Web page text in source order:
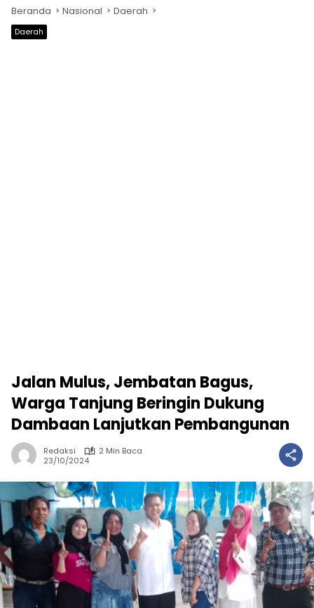
Beranda Nasional Daerah
Daerah
Jalan Mulus, Jembatan Bagus,
Warga Tanjung Beringin Dukung
Dambaan Lanjutkan Pembangunan
Redaksi
2 Min Baca
23/10/2024